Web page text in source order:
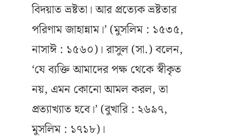
বিদয়াত ভ্রষ্টতা। আর প্রত্যেক ভ্রষ্টতার
পরিণাম জাহান্নাম।’ (মুসলিম : ১৫৩৫,
নাসাঈ : ১৫৬০)। রাসুল (সা.) বলেন,
‘যে ব্যক্তি আমাদের পক্ষ থেকে স্বীকৃত
নয়, এমন কোনো আমল করল, তা
প্রত্যাখ্যাত হবে।’ (বুখারি : ২৬৯৭,
মুসলিম : ১৭১৮)।